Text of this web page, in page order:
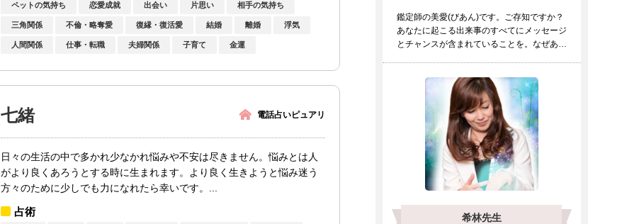
ペットの気持ち 恋愛成就 出会い 片思い 相手の気持ち
三角関係 不倫・略奪愛 復縁・復活愛 結婚 離婚 浮気
人間関係 仕事・転職 夫婦関係 子育て 金運
電話占いピュアリ
七緒
日々の生活の中で多かれ少なかれ悩みや不安は尽きません。悩みとは人
がより良くあろうとする時に生まれます。より良く生きようと悩み迷う
方々のために少しでも力になれたら幸いです。...
占術
鑑定師の美愛(びあん)です。ご存知ですか？
あなたに起こる出来事のすべてにメッセージ
とチャンスが含まれていることを。なぜあの
希林先生